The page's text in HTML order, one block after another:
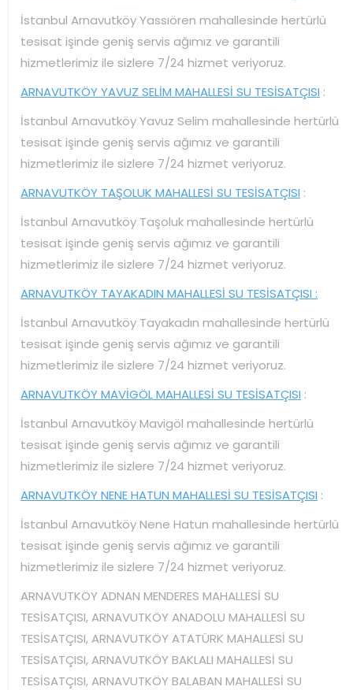
İstanbul Arnavutköy Yassıören mahallesinde hertürlü
tesisat işinde geniş servis ağımız ve garantili
hizmetlerimiz ile sizlere 7/24 hizmet veriyoruz.
ARNAVUTKÖY YAVUZ SELİM MAHALLESİ SU TESİSATÇISI :
İstanbul Arnavutköy Yavuz Selim mahallesinde hertürlü
tesisat işinde geniş servis ağımız ve garantili
hizmetlerimiz ile sizlere 7/24 hizmet veriyoruz.
ARNAVUTKÖY TAŞOLUK MAHALLESİ SU TESİSATÇISI :
İstanbul Arnavutköy Taşoluk mahallesinde hertürlü
tesisat işinde geniş servis ağımız ve garantili
hizmetlerimiz ile sizlere 7/24 hizmet veriyoruz.
ARNAVUTKÖY TAYAKADIN MAHALLESİ SU TESİSATÇISI :
İstanbul Arnavutköy Tayakadın mahallesinde hertürlü
tesisat işinde geniş servis ağımız ve garantili
hizmetlerimiz ile sizlere 7/24 hizmet veriyoruz.
ARNAVUTKÖY MAVİGÖL MAHALLESİ SU TESİSATÇISI :
İstanbul Arnavutköy Mavigöl mahallesinde hertürlü
tesisat işinde geniş servis ağımız ve garantili
hizmetlerimiz ile sizlere 7/24 hizmet veriyoruz.
ARNAVUTKÖY NENE HATUN MAHALLESİ SU TESİSATÇISI :
İstanbul Arnavutköy Nene Hatun mahallesinde hertürlü
tesisat işinde geniş servis ağımız ve garantili
hizmetlerimiz ile sizlere 7/24 hizmet veriyoruz.
ARNAVUTKÖY ADNAN MENDERES MAHALLESİ SU
TESİSATÇISI, ARNAVUTKÖY ANADOLU MAHALLESİ SU
TESİSATÇISI, ARNAVUTKÖY ATATÜRK MAHALLESİ SU
TESİSATÇISI, ARNAVUTKÖY BAKLALI MAHALLESİ SU
TESİSATÇISI, ARNAVUTKÖY BALABAN MAHALLESİ SU